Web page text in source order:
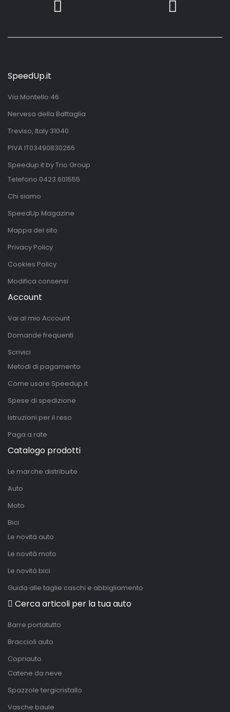
SpeedUp.it
Via Montello 46
Nervesa della Battaglia
Treviso, Italy 31040
PIVA IT03490830266
Speedup.it by Trio Group
Telefono 0423.601555
Chi siamo
SpeedUp Magazine
Mappa del sito
Privacy Policy
Cookies Policy
Modifica consensi
Account
Vai al mio Account
Domande frequenti
Scrivici
Metodi di pagamento
Come usare Speedup.it
Spese di spedizione
Istruzioni per il reso
Paga a rate
Catalogo prodotti
Le marche distribuite
Auto
Moto
Bici
Le novità auto
Le novità moto
Le novità bici
Guida alle taglie caschi e abbigliamento
Cerca articoli per la tua auto
Barre portatutto
Braccioli auto
Copriauto
Catene da neve
Spazzole tergicristallo
Vasche baule